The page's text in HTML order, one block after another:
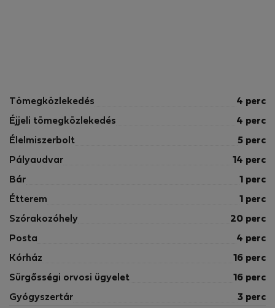
Tömegközlekedés 4 perc
Éjjeli tömegközlekedés 4 perc
Élelmiszerbolt 5 perc
Pályaudvar 14 perc
Bár 1 perc
Étterem 1 perc
Szórakozóhely 20 perc
Posta 4 perc
Kórház 16 perc
Sürgősségi orvosi ügyelet 16 perc
Gyógyszertár 3 perc